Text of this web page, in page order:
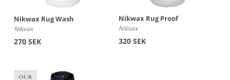
Nikwax Rug Wash
Nikvax
270 SEK
Nikwax Rug Proof
Nikvax
320 SEK